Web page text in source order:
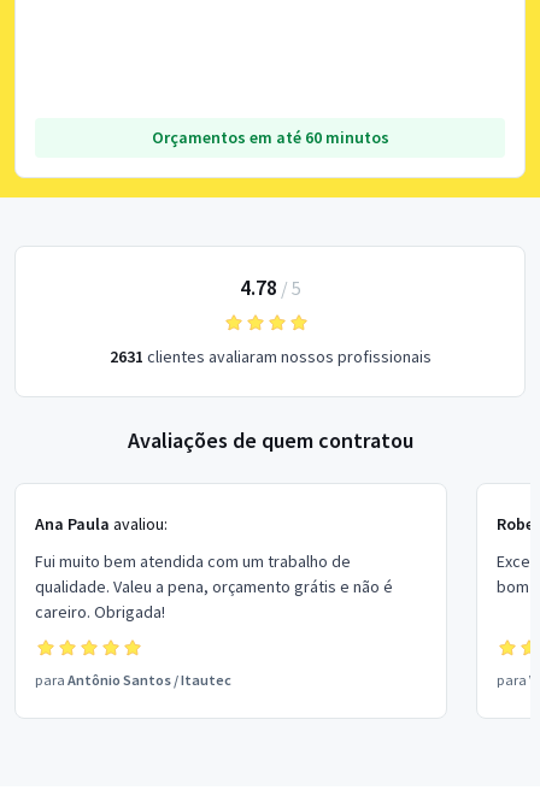
Orçamentos em até 60 minutos
4.78 / 5
2631 clientes avaliaram nossos profissionais
Avaliações de quem contratou
Ana Paula avaliou:
Fui muito bem atendida com um trabalho de
qualidade. Valeu a pena, orçamento grátis e não é
careiro. Obrigada!
para Antônio Santos /Itautec
bom
para